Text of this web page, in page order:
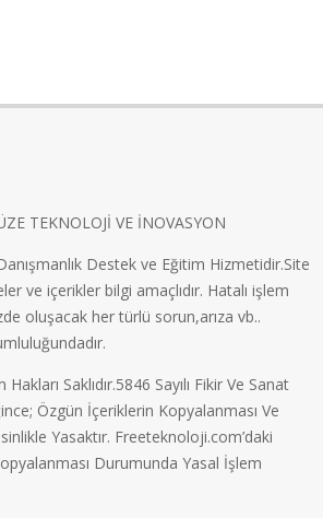
TEKNOLOJİ VE İNOVASYON
Destek ve Eğitim Hizmetidir.Site
ve içerikler bilgi amaçlıdır. Hatalı işlem
oluşacak her türlü sorun,arıza vb..
Saklıdır.5846 Sayılı Fikir Ve Sanat
Özgün İçeriklerin Kopyalanması Ve
Yasaktır. Freeteknoloji.com’daki
Durumunda Yasal İşlem